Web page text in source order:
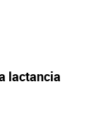
lactancia